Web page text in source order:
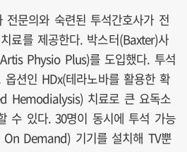
전문의와 숙련된 투석간호사가 전
료를 제공한다. 박스터(Baxter)사
Physio Plus)를 도입했다. 투석
션인 HDx(테라노바를 활용한 확
Hemodialysis) 치료로 큰 요독소
수 있다. 30명이 동시에 투석 가능
Demand) 기기를 설치해 TV뿐